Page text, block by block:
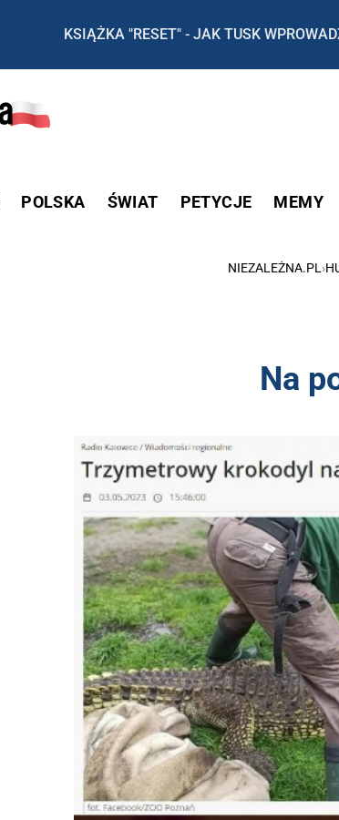
KSIĄŻKA "RESET" - JAK TUSK
POLSKA ŚWIAT PETYCJE MEMY
NIEZALEŻNA.PL ›
Na